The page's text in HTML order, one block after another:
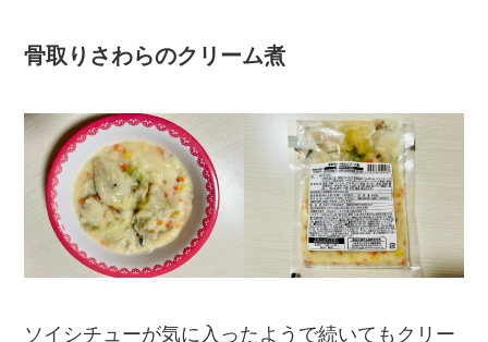
骨取りさわらのクリーム煮
ソイシチューが気に入ったようで続いてもクリー